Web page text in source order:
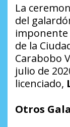
La
del
de la
Carabobo
julio de
licenciado,
Otros